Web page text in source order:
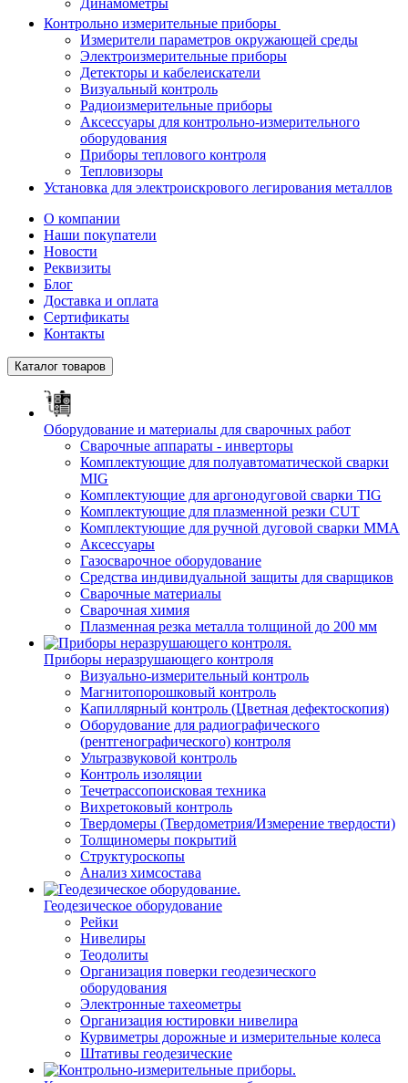
Динамометры
Контрольно измерительные приборы
Измерители параметров окружающей среды
Электроизмерительные приборы
Детекторы и кабелеискатели
Визуальный контроль
Радиоизмерительные приборы
Аксессуары для контрольно-измерительного
оборудования
Приборы теплового контроля
Тепловизоры
Установка для электроискрового легирования металлов
О компании
Наши покупатели
Новости
Реквизиты
Блог
Доставка и оплата
Сертификаты
Контакты
Каталог товаров
Оборудование и материалы для сварочных работ
Сварочные аппараты - инверторы
Комплектующие для полуавтоматической сварки
MIG
Комплектующие для аргонодуговой сварки TIG
Комплектующие для плазменной резки CUT
Комплектующие для ручной дуговой сварки MMA
Аксессуары
Газосварочное оборудование
Средства индивидуальной защиты для сварщиков
Сварочные материалы
Сварочная химия
Плазменная резка металла толщиной до 200 мм
Приборы неразрушающего контроля
Визуально-измерительный контроль
Магнитопорошковый контроль
Капиллярный контроль (Цветная дефектоскопия)
Оборудование для радиографического
(рентгенографического) контроля
Ультразвуковой контроль
Контроль изоляции
Течетрассопоисковая техника
Вихретоковый контроль
Твердомеры (Твердометрия/Измерение твердости)
Толщиномеры покрытий
Структуроскопы
Анализ химсостава
Геодезическое оборудование
Рейки
Нивелиры
Теодолиты
Организация поверки геодезического
оборудования
Электронные тахеометры
Организация юстировки нивелира
Курвиметры дорожные и измерительные колеса
Штативы геодезические